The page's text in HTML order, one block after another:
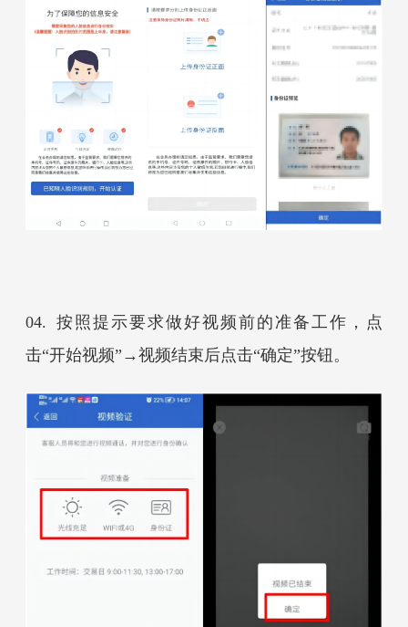
04. 按照提示要求做好视频前的准备工作，点
击“开始视频” →视频结束后点击“确定”按钮。